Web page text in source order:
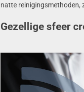
natte reinigingsmethoden,
Gezellige sfeer